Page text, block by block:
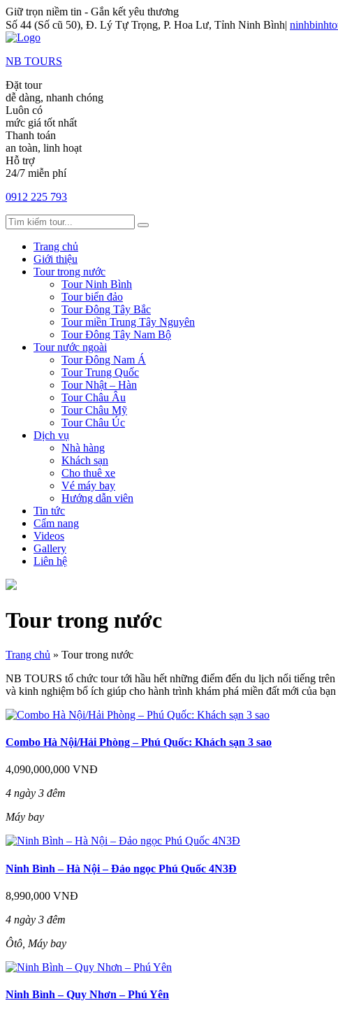
Giữ trọn niềm tin - Gắn kết yêu thương
Số 44 (Số cũ 50), Đ. Lý Tự Trọng, P. Hoa Lư, Tỉnh Ninh Bình|
NB TOURS
Đặt tour
dễ dàng, nhanh chóng
Luôn có
mức giá tốt nhất
Thanh toán
an toàn, linh hoạt
Hỗ trợ
24/7 miễn phí
0912 225 793
Trang chủ
Giới thiệu
Tour trong nước
Tour Ninh Bình
Tour biển đảo
Tour Đông Tây Bắc
Tour miền Trung Tây Nguyên
Tour Đông Tây Nam Bộ
Tour nước ngoài
Tour Đông Nam Á
Tour Trung Quốc
Tour Nhật – Hàn
Tour Châu Âu
Tour Châu Mỹ
Tour Châu Úc
Dịch vụ
Nhà hàng
Khách sạn
Cho thuê xe
Vé máy bay
Hướng dẫn viên
Tin tức
Cẩm nang
Videos
Gallery
Liên hệ
Tour trong nước
Trang chủ » Tour trong nước
NB TOURS tổ chức tour tới hầu hết những điểm đến du lịch nổi tiếng
và kinh nghiệm bổ ích giúp cho hành trình khám phá miền đất mới của bạn
Combo Hà Nội/Hải Phòng – Phú Quốc: Khách sạn 3 sao
4,090,000,000 VNĐ
4 ngày 3 đêm
Máy bay
Ninh Bình – Hà Nội – Đảo ngọc Phú Quốc 4N3Đ
8,990,000 VNĐ
4 ngày 3 đêm
Ôtô, Máy bay
Ninh Bình – Quy Nhơn – Phú Yên